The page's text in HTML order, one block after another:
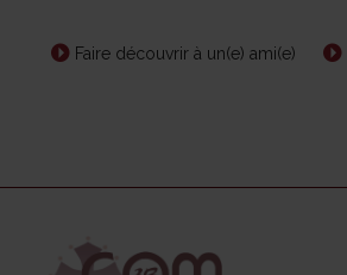
Faire découvrir à un(e) ami(e)